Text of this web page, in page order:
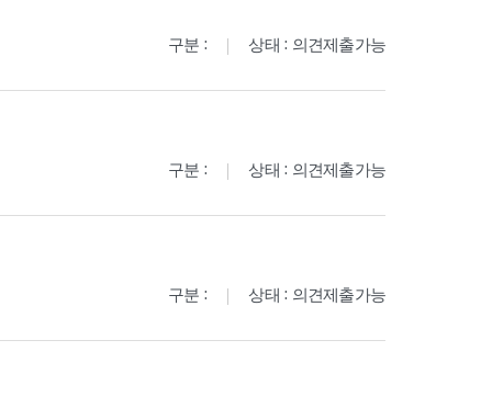
구분 : 상태 : 의견제출가능
구분 : 상태 : 의견제출가능
구분 : 상태 : 의견제출가능